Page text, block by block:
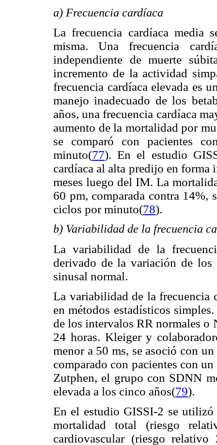
a) Frecuencia cardíaca
La frecuencia cardíaca media
misma. Una frecuencia
independiente de muerte
incremento de la actividad
frecuencia cardíaca elevada es
manejo inadecuado de los
años, una frecuencia cardíaca
aumento de la mortalidad por
se comparó con pacientes
minuto(77). En el estudio
cardíaca al alta predijo en forma
meses luego del IM. La
60 pm, comparada contra 14%,
ciclos por minuto(78).
b) Variabilidad de la frecuencia
La variabilidad de la
derivado de la variación de
sinusal normal.
La variabilidad de la frecuencia
en métodos estadísticos
de los intervalos RR normales o
24 horas. Kleiger y
menor a 50 ms, se asoció con
comparado con pacientes con
Zutphen, el grupo con SDNN
elevada a los cinco años(79).
En el estudio GISSI-2 se
mortalidad total (riesgo
cardiovascular (riesgo